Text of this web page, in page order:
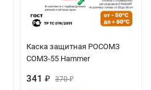
Каска защитная РОСОМЗ
СОМЗ-55 Hammer
341 ₽ 370₽